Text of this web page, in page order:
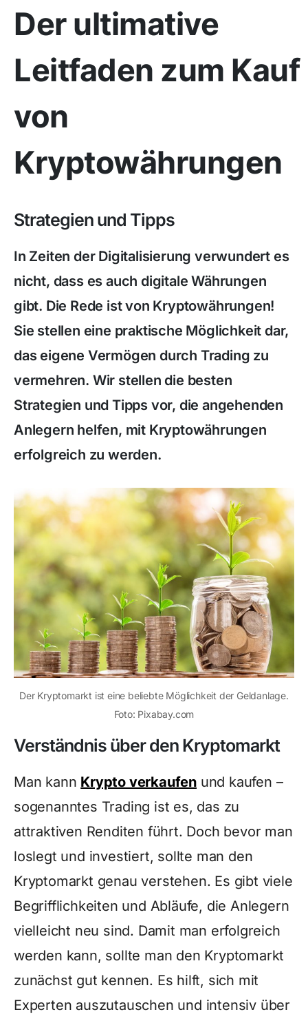
Der ultimative
Leitfaden zum Kauf
von
Kryptowährungen
Strategien und Tipps
In Zeiten der Digitalisierung verwundert es
nicht, dass es auch digitale Währungen
gibt. Die Rede ist von Kryptowährungen!
Sie stellen eine praktische Möglichkeit dar,
das eigene Vermögen durch Trading zu
vermehren. Wir stellen die besten
Strategien und Tipps vor, die angehenden
Anlegern helfen, mit Kryptowährungen
erfolgreich zu werden.
Der Kryptomarkt ist eine beliebte Möglichkeit der Geldanlage.
Foto: Pixabay.com
Verständnis über den Kryptomarkt
Man kann Krypto verkaufen und kaufen –
sogenanntes Trading ist es, das zu
attraktiven Renditen führt. Doch bevor man
loslegt und investiert, sollte man den
Kryptomarkt genau verstehen. Es gibt viele
Begrifflichkeiten und Abläufe, die Anlegern
vielleicht neu sind. Damit man erfolgreich
werden kann, sollte man den Kryptomarkt
zunächst gut kennen. Es hilft, sich mit
Experten auszutauschen und intensiv über